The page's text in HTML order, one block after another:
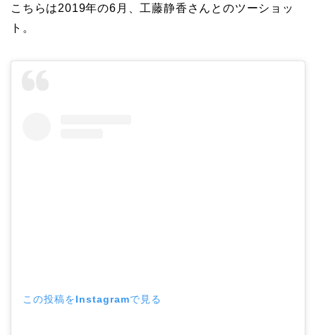
こちらは2019年の6月、工藤静香さんとのツーショッ
ト。
この投稿をInstagramで見る